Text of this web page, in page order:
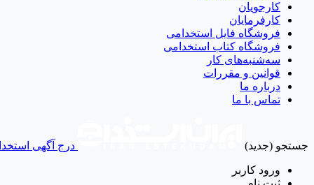
کارجویان
کارفرمایان
فروشگاه فایل استخدامی
فروشگاه کتاب استخدامی
سه‌شنبه‌های کار
قوانین و مقررات
درباره ما
تماس با ما
جستجو (جدید) درج آگهی
ورود کاربر